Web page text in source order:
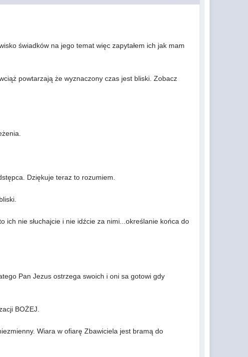
świadków na jego temat więc zapytałem ich jak mam
powtarzają że wyznaczony czas jest bliski. Zobacz
Dziękuje teraz to rozumiem.
ich nie słuchajcie i nie idźcie za nimi...określanie końca do
Pan Jezus ostrzega swoich i oni sa gotowi gdy
BOŻEJ.
Wiara w ofiarę Zbawiciela jest bramą do